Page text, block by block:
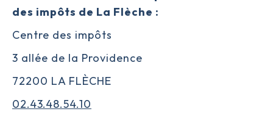
des impôts de La Flèche :
Centre des impôts
3 allée de la Providence
72200 LA FLÈCHE
02.43.48.54.10